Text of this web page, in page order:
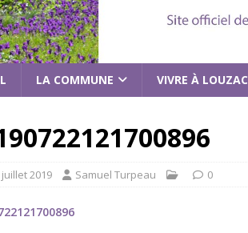
LA COMMUNE VIVRE À LOUZAC
2019 Samuel Turpeau 0